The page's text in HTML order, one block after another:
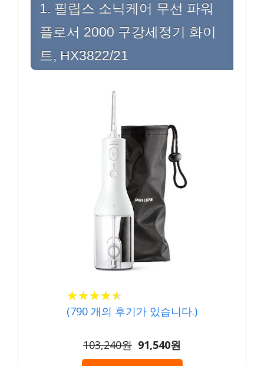
1. 필립스 소닉케어 무선 파워
플로서 2000 구강세정기 화이
트, HX3822/21
★★★★★
★★★★★
(790 개의 후기가 있습니다.)
103,240원 91,540원